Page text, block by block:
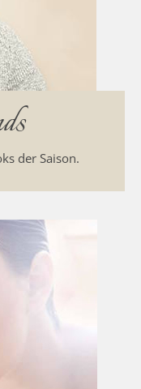
der Saison.